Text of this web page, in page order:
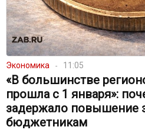
Экономика 11:05
«В большинстве
прошла с 1 января»:
задержало повышение
бюджетникам